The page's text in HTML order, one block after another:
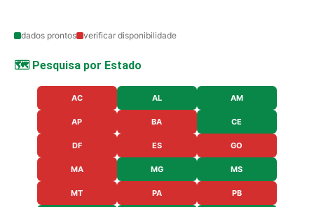
dados prontos verificar disponibilidade
🗺️ Pesquisa por Estado
AC AL AM
AP BA CE
DF ES GO
MA MG MS
MT PA PB